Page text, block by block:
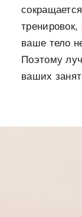
тренировок,
ваше тело
Поэтому
ваших